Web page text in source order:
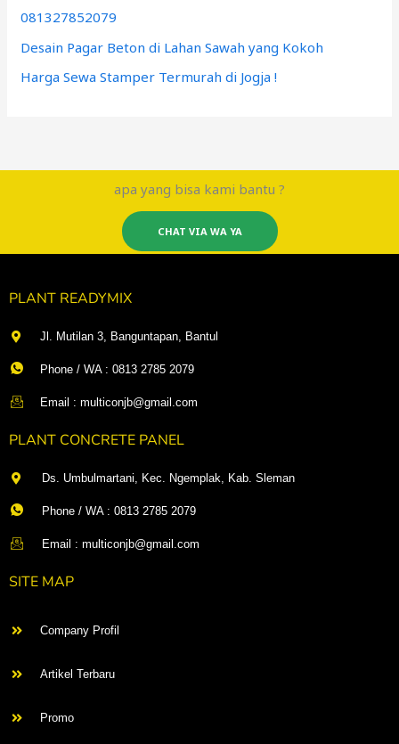
081327852079
Desain Pagar Beton di Lahan Sawah yang Kokoh
Harga Sewa Stamper Termurah di Jogja !
apa yang bisa kami bantu ?
CHAT VIA WA YA
PLANT READYMIX
Jl. Mutilan 3, Banguntapan, Bantul
Phone / WA : 0813 2785 2079
Email : multiconjb@gmail.com
PLANT CONCRETE PANEL
Ds. Umbulmartani, Kec. Ngemplak, Kab. Sleman
Phone / WA : 0813 2785 2079
Email : multiconjb@gmail.com
SITE MAP
Company Profil
Artikel Terbaru
Promo